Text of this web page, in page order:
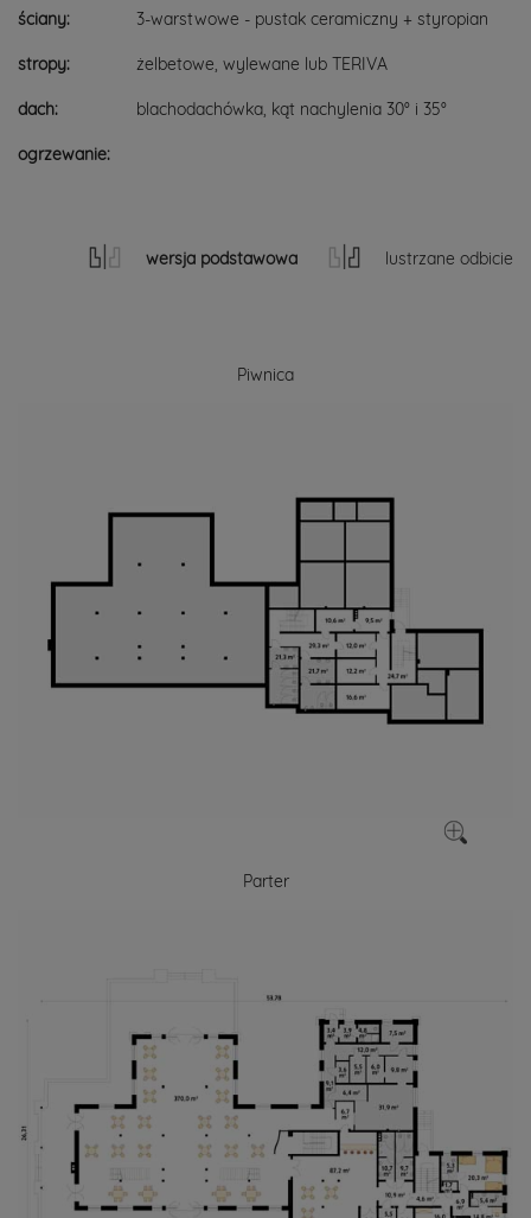
ściany: 3-warstwowe - pustak ceramiczny + styropian
stropy: żelbetowe, wylewane lub TERIVA
dach: blachodachówka, kąt nachylenia 30° i 35°
ogrzewanie:
wersja podstawowa lustrzane odbicie
Piwnica
Parter